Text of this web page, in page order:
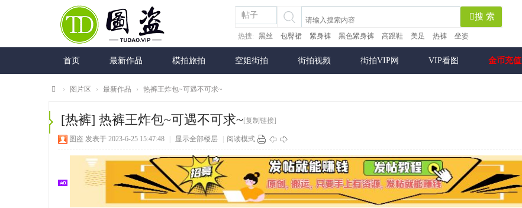
帖子 搜 索
热搜: 黑丝 包臀裙 紧身裤 黑色紧身裤 高跟鞋 美足 热裤 坐姿
首页 最新作品 模拍旅拍 空姐街拍 街拍视频 街拍VIP网 VIP看图 金币充值
盗
› 图片区 › 最新作品 › 热裤王炸包~可遇不可求~
[热裤] 热裤王炸包~可遇不可求~[复制链接]
图盗 发表于 2023-6-25 15:47:48 显示全部楼层 阅读模式